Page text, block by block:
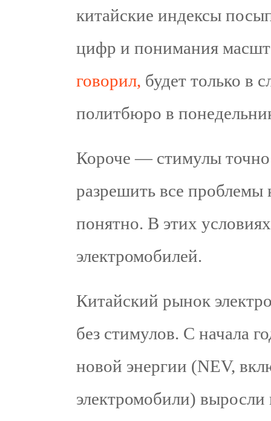
китайские индексы
цифр и понимания
говорил, будет только в
политбюро в
Короче — стимулы
разрешить все проблемы
понятно. В этих
электромобилей.
Китайский рынок
без стимулов. С начала
новой энергии (NEV,
электромобили)